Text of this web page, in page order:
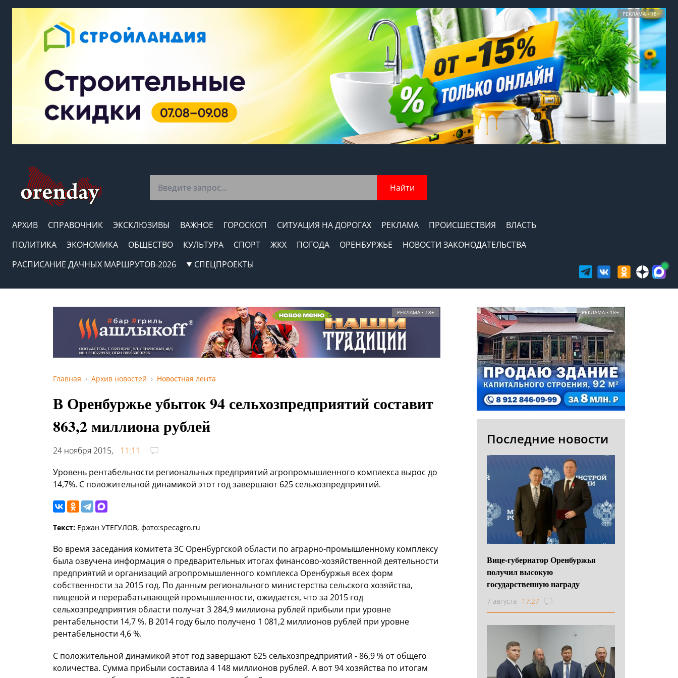
РЕКЛАМА • 18+
Найти
АРХИВ СПРАВОЧНИК ЭКСКЛЮЗИВЫ ВАЖНОЕ ГОРОСКОП СИТУАЦИЯ НА ДОРОГАХ РЕКЛАМА ПРОИСШЕСТВИЯ
ВЛАСТЬ
ПОЛИТИКА
ЭКОНОМИКА ОБЩЕСТВО КУЛЬТУРА СПОРТ ЖКХ ПОГОДА ОРЕНБУРЖЬЕ
НОВОСТИ ЗАКОНОДАТЕЛЬСТВА
РАСПИСАНИЕ ДАЧНЫХ МАРШРУТОВ-2026
СПЕЦПРОЕКТЫ
РЕКЛАМА • 18+
Главная Архив новостей Новостная лента
В Оренбуржье убыток 94 сельхозпредприятий составит
863,2 миллиона рублей
24 ноября 2015,
11:11
Уровень рентабельности региональных предприятий агропромышленного комплекса вырос до
14,7%. С положительной динамикой этот год завершают 625 сельхозпредприятий.
Текст: Ержан УТЕГУЛОВ, фото:specagro.ru
Во время заседания комитета ЗС Оренбургской области по аграрно-промышленному комплексу
была озвучена информация о предварительных итогах финансово-хозяйственной деятельности
предприятий и организаций агропромышленного комплекса Оренбуржья всех форм
собственности за 2015 год. По данным регионального министерства сельского хозяйства,
пищевой и перерабатывающей промышленности, ожидается, что за 2015 год
сельхозпредприятия области получат 3 284,9 миллиона рублей прибыли при уровне
рентабельности 14,7 %. В 2014 году было получено 1 081,2 миллионов рублей при уровне
рентабельности 4,6 %.
С положительной динамикой этот год завершают 625 сельхозпредприятий - 86,9 % от общего
количества. Сумма прибыли составила 4 148 миллионов рублей. А вот 94 хозяйства по итогам
РЕКЛАМА • 18+
Последние новости
Вице-губернатор Оренбуржья
получил высокую
государственную награду
7 августа 17:27